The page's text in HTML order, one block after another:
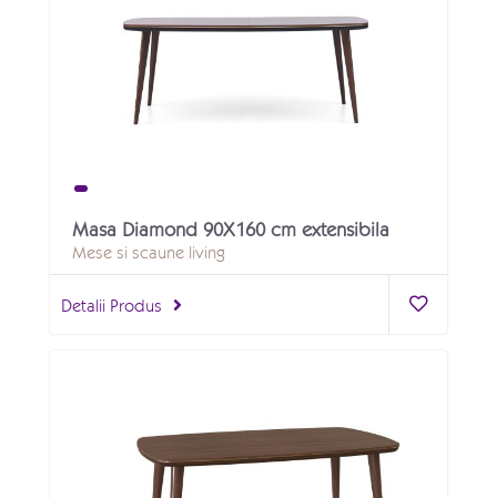
Masa Diamond 90X160 cm extensibila
Mese si scaune living
Detalii Produs